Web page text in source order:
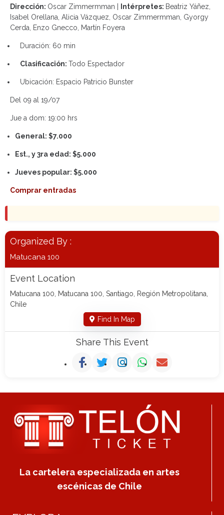
Dirección: Oscar Zimmermman | Intérpretes: Beatriz Yáñez,
Isabel Orellana, Alicia Vázquez, Oscar Zimmermman, Gyorgy
Cerda, Enzo Gnecco, Martín Foyera
Duración: 60 min
Clasificación: Todo Espectador
Ubicación: Espacio Patricio Bunster
Del 09 al 19/07
Jue a dom: 19:00 hrs
General: $7.000
Est., y 3ra edad: $5.000
Jueves popular: $5.000
Comprar entradas
Organized By :
Matucana 100
Event Location
Matucana 100, Matucana 100, Santiago, Región Metropolitana,
Chile
Find In Map
Share This Event
La cartelera especializada en artes
escénicas de Chile